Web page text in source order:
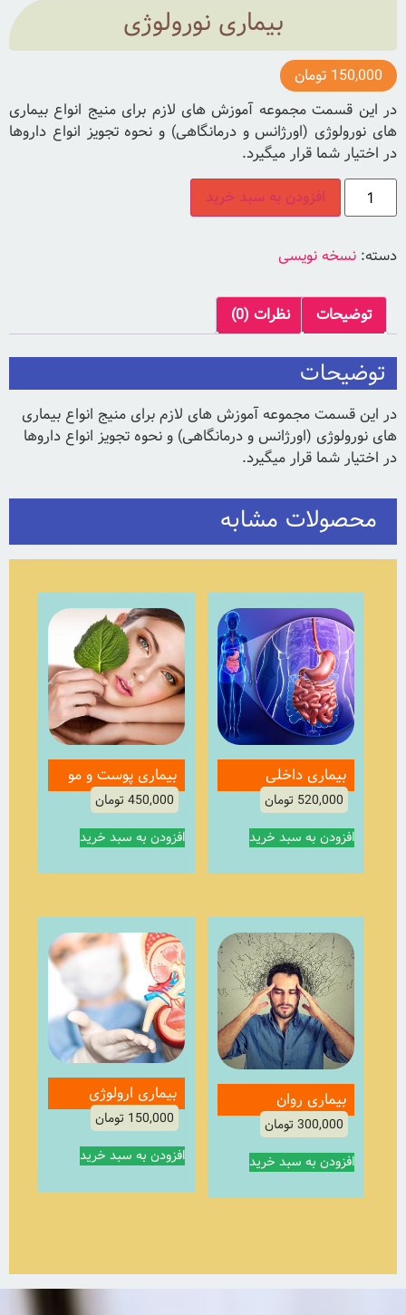
بیماری نورولوژی
150,000 تومان
در این قسمت مجموعه آموزش های لازم برای منیج انواع بیماری
های نورولوژی (اورژانس و درمانگاهی) و نحوه تجویز انواع داروها
در اختیار شما قرار میگیرد.
افزودن به سبد خرید
دسته: نسخه نویسی
توضیحات نظرات (0)
توضیحات
در این قسمت مجموعه آموزش های لازم برای منیج انواع بیماری
های نورولوژی (اورژانس و درمانگاهی) و نحوه تجویز انواع داروها
در اختیار شما قرار میگیرد.
محصولات مشابه
بیماری داخلی
520,000 تومان
افزودن به سبد خرید
بیماری پوست و مو
450,000 تومان
افزودن به سبد خرید
بیماری روان
300,000 تومان
افزودن به سبد خرید
بیماری ارولوژی
150,000 تومان
افزودن به سبد خرید